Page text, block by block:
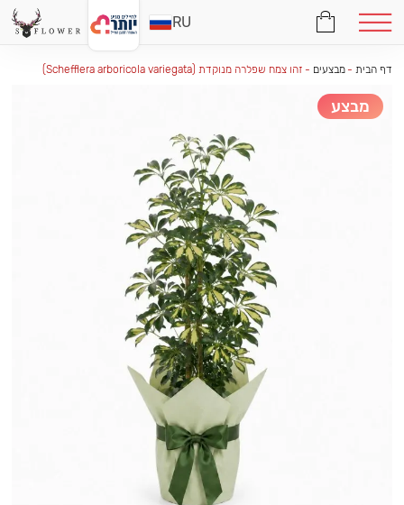
דף הבית -מבצעים - זהו צמח שפלרה מנוקדת (Schefflera arboricola variegata)
מבצע
RU